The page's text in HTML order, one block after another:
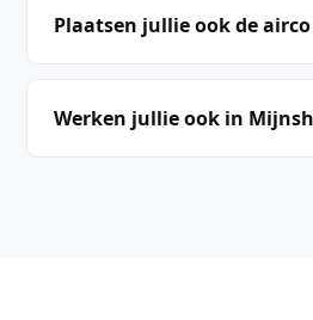
Plaatsen jullie ook de airco
Werken jullie ook in